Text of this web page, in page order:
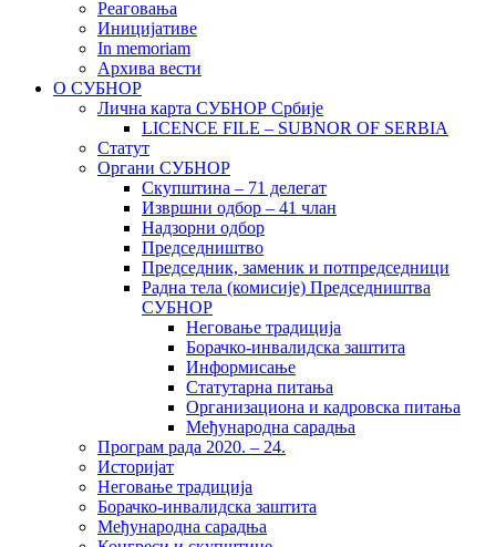
Реаговања
Иницијативе
In memoriam
Архива вести
О СУБНОР
Лична карта СУБНОР Србије
LICENCE FILE – SUBNOR OF SERBIA
Статут
Органи СУБНОР
Скупштина – 71 делегат
Извршни одбор – 41 члан
Надзорни одбор
Председништво
Председник, заменик и потпредседници
Радна тела (комисије) Председништва
СУБНОР
Неговање традиција
Борачко-инвалидска заштита
Информисање
Статутарна питања
Организациона и кадровска питања
Међународна сарадња
Програм рада 2020. – 24.
Историјат
Неговање традиција
Борачко-инвалидска заштита
Међународна сарадња